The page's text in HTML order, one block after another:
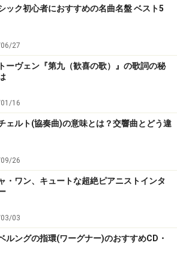
マ出身のディートリヒ・パレーデス
博士の友人である指揮者レオン・ボ
望により、広島で10月8日(火)に、東
11日(金)、12日(土)に公演が行われま
ェスティバル 2013概要
ール)
しい事件が起きてしまうのか？ その
、8日と11日に共演するピアニスト
ック初心者におすすめの名曲名盤 ベスト5
27
ーヴェン『第九（歓喜の歌）』の歌詞の秘
16
ェルト(協奏曲)の意味とは？交響曲とどう違
26
・ワン、キュートな超絶ピアニストインタ
03
ルングの指環(ワーグナー)のおすすめCD・